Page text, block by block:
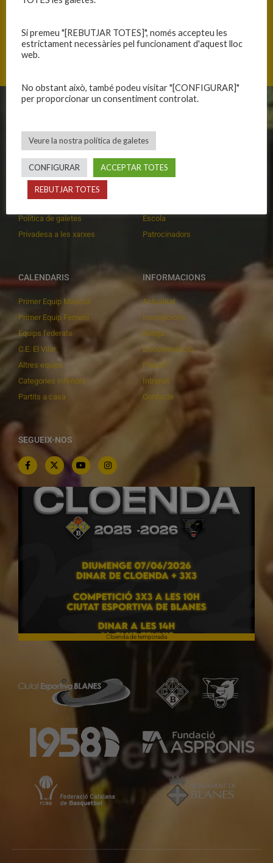
Història
Publicacions
Avís legal
Política de privadesa
Política de galetes
Privadesa a les xarxes
Primer equip masculí
Equips masculins
Escola
Patrocinadors
CALENDARIS
Primer Equip Masculí
Primer Equip Femení
Equips federats
C.E. El Vilar
Altres equips
Categories inferiors
Partits a casa
INFORMACIONS
Actualitat
Inscripcions
Botiga
Documentació
Playoff
Intranet
Contacte
SEGUEIX-NOS
Cloenda de temporada
Si premeu "[REBUTJAR TOTES]", només accepteu les
estrictament necessàries pel funcionament d'aquest lloc
web.
No obstant això, també podeu visitar "[CONFIGURAR]"
per proporcionar un consentiment controlat.
Veure la nostra política de galetes
CONFIGURAR ACCEPTAR TOTES
REBUTJAR TOTES